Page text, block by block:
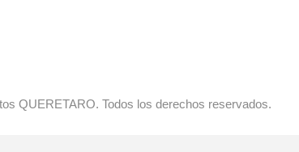
QUERETARO. Todos los derechos reservados.